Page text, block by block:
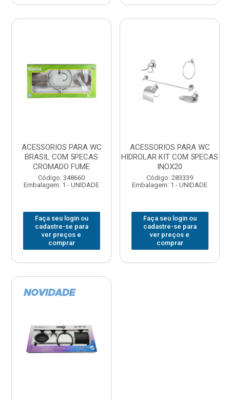
ACESSORIOS PARA WC
BRASIL COM 5PECAS
CROMADO FUME
Código: 348660
Embalagem: 1 - UNIDADE
Faça seu login ou
cadastre-se para
ver preços e
comprar
ACESSORIOS PARA WC
HIDROLAR KIT COM 5PECAS
INOX20
Código: 283339
Embalagem: 1 - UNIDADE
Faça seu login ou
cadastre-se para
ver preços e
comprar